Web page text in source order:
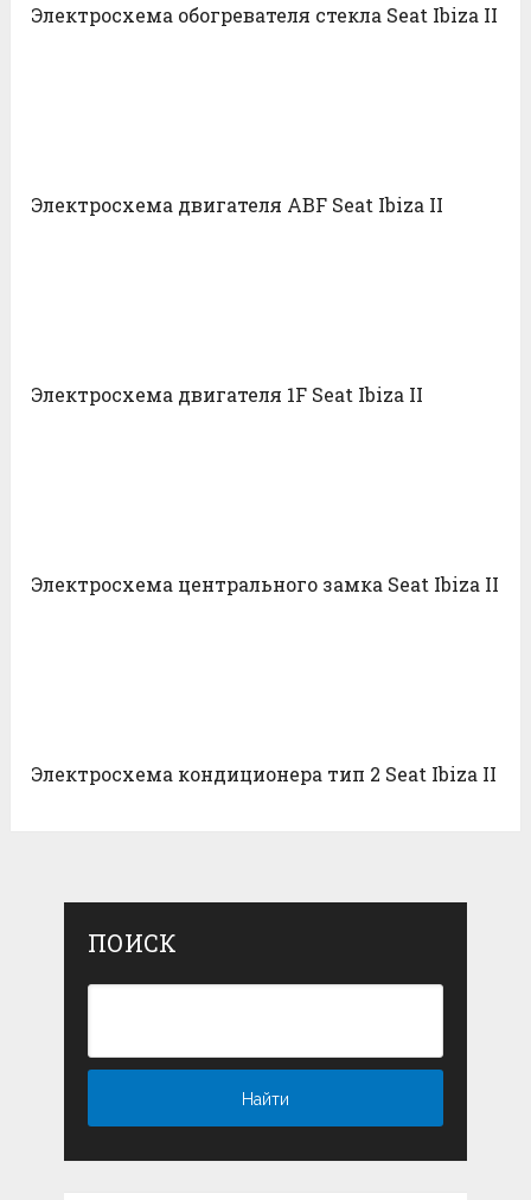
Электросхема обогревателя стекла Seat Ibiza II
Электросхема двигателя ABF Seat Ibiza II
Электросхема двигателя 1F Seat Ibiza II
Электросхема центрального замка Seat Ibiza II
Электросхема кондиционера тип 2 Seat Ibiza II
ПОИСК